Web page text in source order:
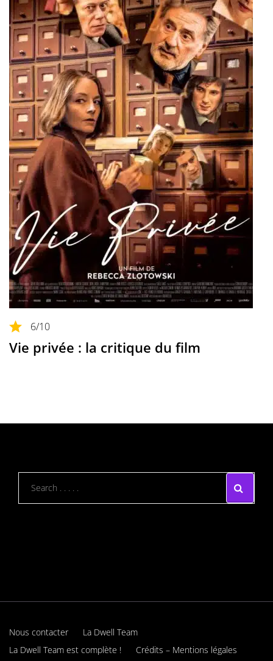
6/10
Vie privée : la critique du film
Nous contacter
La Dwell Team
La Dwell Team est complète !
Crédits – Mentions légales